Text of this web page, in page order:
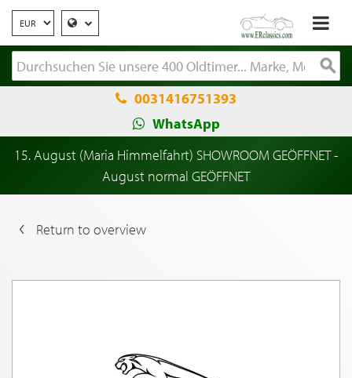
0031416751393
WhatsApp
15. August (Maria Himmelfahrt) SHOWROOM GEÖFFNET -
August normal GEÖFFNET
Return to overview